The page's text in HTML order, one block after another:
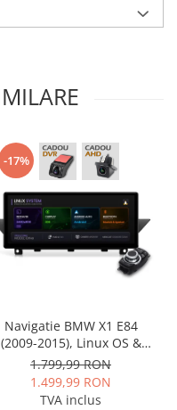
-17%
Navigatie BMW X1 E84
(2009-2015), Linux OS &
OEM, Varianta iDrive,
CarPlay & Android Auto
Wireless, MirrorLink,
1.799,99 RON
1.499,99 RON
TVA inclus